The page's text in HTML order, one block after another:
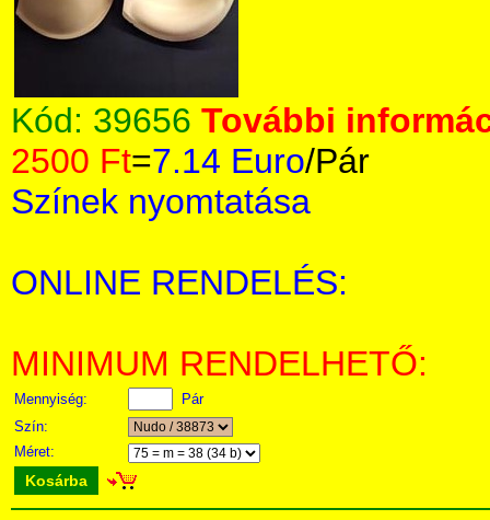
Kód: 39656 További
2500 Ft=7.14 Euro/Pár
Színek nyomtatása
ONLINE RENDELÉS:
MINIMUM RENDELHETŐ:
Mennyiség:
Pár
Szín:
Méret:
Kosárba